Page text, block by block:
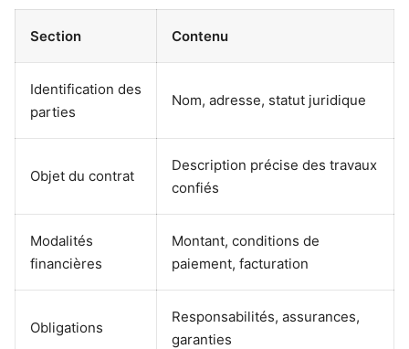
Section Contenu
Identification des
parties
Nom, adresse, statut juridique
Objet du contrat
Description précise des travaux
confiés
Modalités
financières
Montant, conditions de
paiement, facturation
Obligations
Responsabilités, assurances,
garanties